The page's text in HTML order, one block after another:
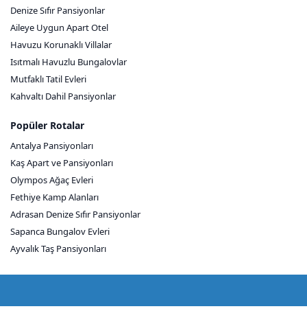
Denize Sıfır Pansiyonlar
Aileye Uygun Apart Otel
Havuzu Korunaklı Villalar
Isıtmalı Havuzlu Bungalovlar
Mutfaklı Tatil Evleri
Kahvaltı Dahil Pansiyonlar
Popüler Rotalar
Antalya Pansiyonları
Kaş Apart ve Pansiyonları
Olympos Ağaç Evleri
Fethiye Kamp Alanları
Adrasan Denize Sıfır Pansiyonlar
Sapanca Bungalov Evleri
Ayvalık Taş Pansiyonları